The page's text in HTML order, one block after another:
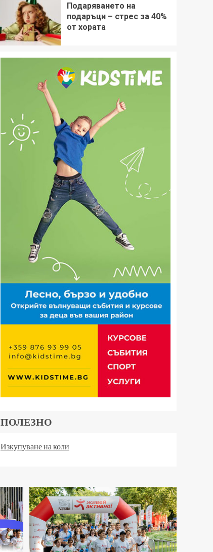
Подаряването на
подаръци – стрес за 40%
от хората
ПОЛЕЗНО
Изкупуване на коли